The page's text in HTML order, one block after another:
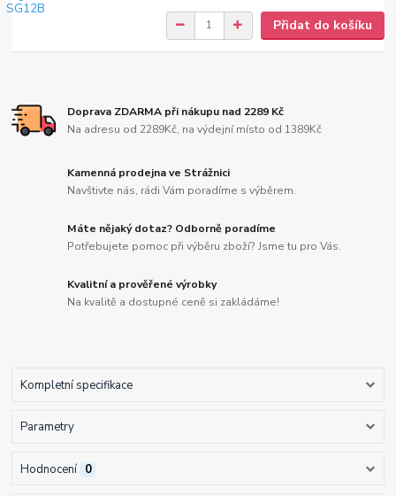
Přidat do košíku
Doprava ZDARMA při nákupu nad 2289 Kč
Na adresu od 2289Kč, na výdejní místo od 1389Kč
Kamenná prodejna ve Strážnici
Navštivte nás, rádi Vám poradíme s výběrem.
Máte nějaký dotaz? Odborně poradíme
Potřebujete pomoc při výběru zboží? Jsme tu pro Vás.
Kvalitní a prověřené výrobky
Na kvalitě a dostupné ceně si zakládáme!
Kompletní specifikace
Parametry
Hodnocení 0